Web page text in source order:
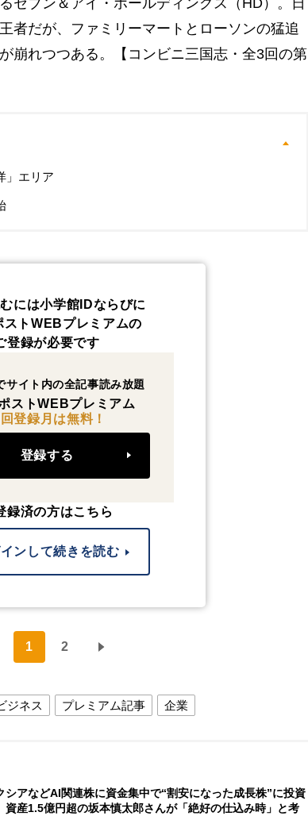
セブン＆アイ・ホールディングス（HD）。日
者だが、ファミリーマートとローソンの猛追
崩れつつある。【コンビニ三国志・全3回の第
」エリア
には小学館IDならびに
ストWEBプレミアムの
登録が必要です
サイト内の全記事読み放題
ストWEBプレミアム
登録月は無料！
登録する
録済の方はこちら
ンして続きを読む
1 2
ジネス プレミアム記事 企業
シアなどAI関連株に資金集中で“割安になった成長株”に投資
産1.5億円超の坂本慎太郎さんが「絶好の仕込み時」と考